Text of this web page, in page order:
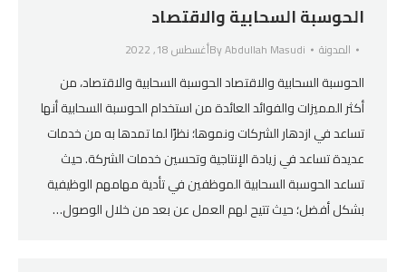
الحوسبة السحابية والاقتصاد
المدونة ByAbdullah Masudi أغسطس 18, 2022
الحوسبة السحابية والاقتصاد الحوسبة السحابية والاقتصاد، من
أكثر المميزات والفوائد العائدة من استخدام الحوسبة السحابية أنها
تساعد في ازدهار الشركات ونموها؛ نظرًا لما تمدها به من خدمات
عديدة تساعد في زيادة الإنتاجية وتحسين خدمات الشركة. حيث
تساعد الحوسبة السحابية الموظفين في تأدية مهامهم الوظيفية
بشكل أفضل؛ حيث تتيح لهم العمل عن بعد من خلال الوصول…